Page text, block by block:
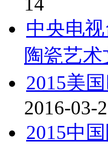
中央电
陶瓷艺术
2015美
2016-03-
2015中